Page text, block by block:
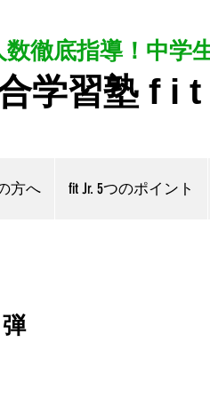
数徹底指導！中学
学習塾 f i t
方へ fit Jr. 5つのポイント